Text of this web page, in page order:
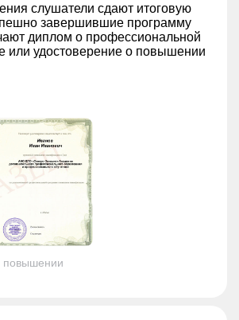
слушатели сдают итоговую
завершившие программу
диплом о профессиональной
или удостоверение о повышении
повышении